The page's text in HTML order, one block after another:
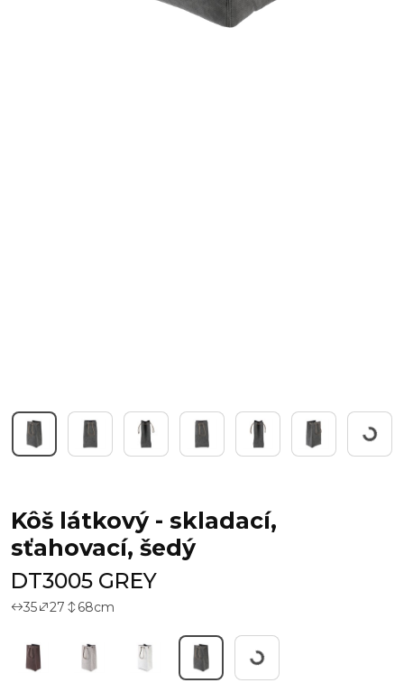
Kôš látkový - skladací,
sťahovací, šedý
DT3005 GREY
35 27 68cm
Working...